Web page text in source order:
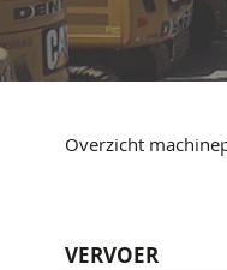
Overzicht
VERVOER